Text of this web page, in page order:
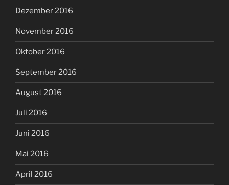
Dezember 2016
November 2016
Oktober 2016
September 2016
August 2016
Juli 2016
Juni 2016
Mai 2016
April 2016